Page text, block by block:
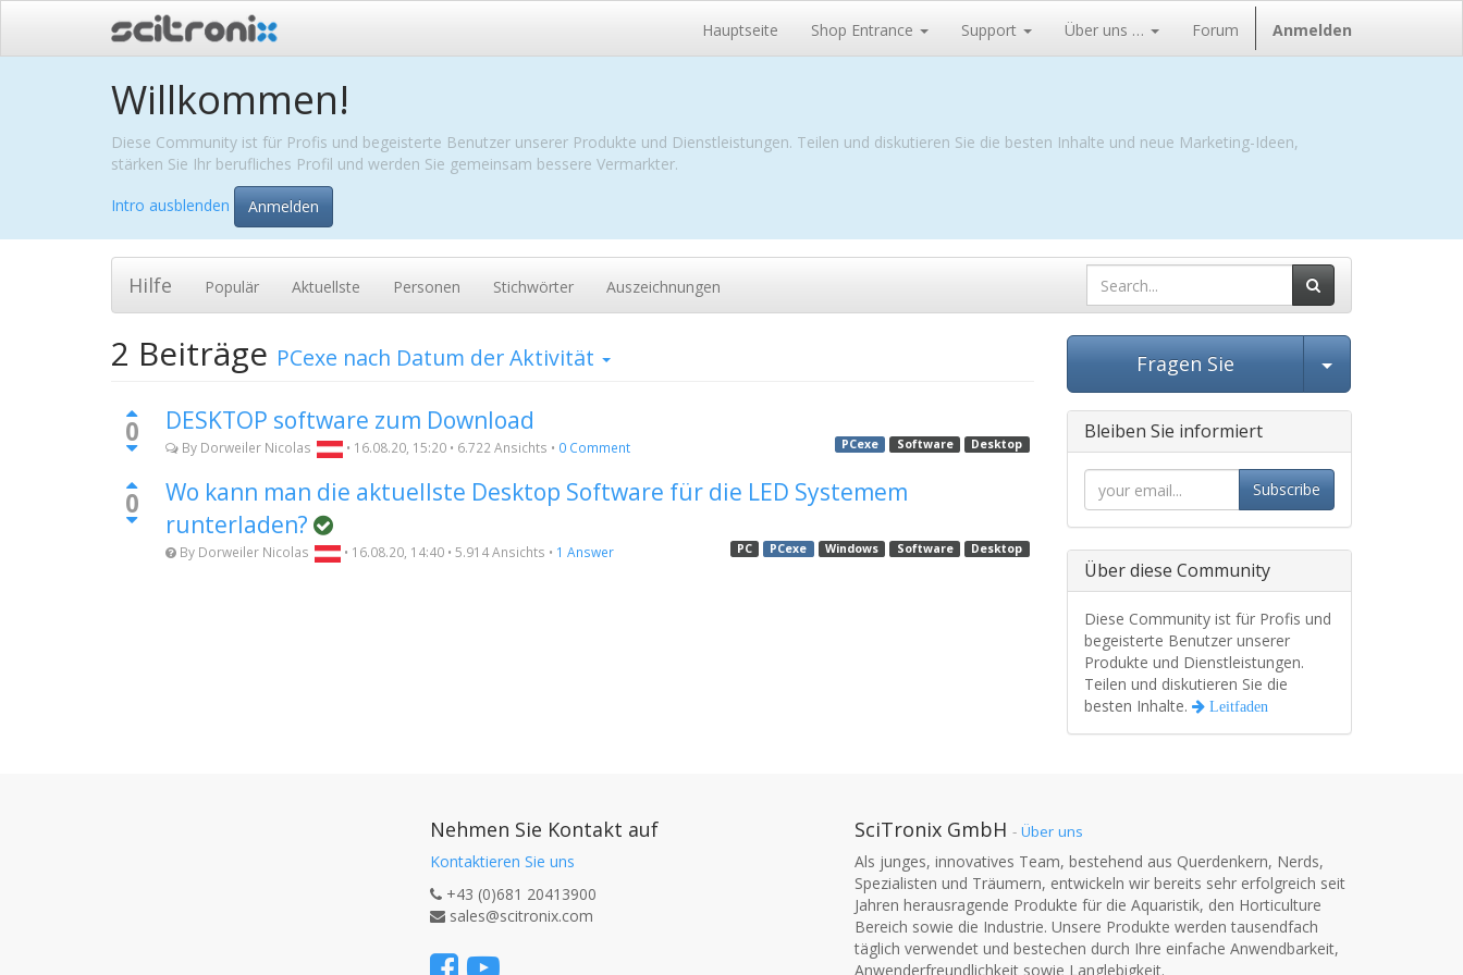
Hauptseite Shop Entrance Support Über uns … Forum Anmelden
Willkommen!
Diese Community ist für Profis und begeisterte Benutzer unserer Produkte und Dienstleistungen. Teilen und diskutieren Sie die besten Inhalte und neue Marketing-Ideen,
stärken Sie Ihr berufliches Profil und werden Sie gemeinsam bessere Vermarkter.
Intro ausblenden
Anmelden
Hilfe Populär Aktuellste Personen Stichwörter Auszeichnungen
2 Beiträge PCexe nach Datum der Aktivität
0 DESKTOP software zum Download
Desktop
Software
PCexe
By Dorweiler Nicolas • 16.08.20, 15:20 • 6.722 Ansichts • 0 Comment
0
Wo kann man die aktuellste Desktop Software für die LED Systemem
runterladen?
Desktop
Software
Windows
PCexe
PC
By Dorweiler Nicolas • 16.08.20, 14:40 • 5.914Ansichts • 1 Answer
Fragen Sie Beitrag
Bleiben Sie informiert
Subscribe
Über diese Community
Diese Community ist für Profis und
begeisterte Benutzer unserer
Produkte und Dienstleistungen.
Teilen und diskutieren Sie die
besten Inhalte.
Leitfaden
Nehmen Sie Kontakt auf
Kontaktieren Sie uns
+43 (0)681 20413900
sales@scitronix.com
SciTronix GmbH - Über uns
Als junges, innovatives Team, bestehend aus Querdenkern, Nerds,
Spezialisten und Träumern, entwickeln wir bereits sehr erfolgreich seit
Jahren herausragende Produkte für die Aquaristik, den Horticulture
Bereich sowie die Industrie. Unsere Produkte werden tausendfach
täglich verwendet und bestechen durch Ihre einfache Anwendbarkeit,
Anwenderfreundlichkeit sowie Langlebigkeit.